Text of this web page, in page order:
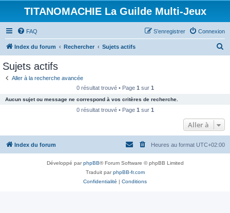
TITANOMACHIE La Guilde Multi-Jeux
FAQ Connexion
S’enregistrer
Index du forum Rechercher Sujets actifs
c
e
Sujets actifs
Aller à la recherche avancée
0 résultat trouvé • Page 1 sur 1
Aucun sujet ou message ne correspond à vos critères de recherche.
0 résultat trouvé • Page 1 sur 1
Aller à
Index du forum Heures au format UTC+02:00
Développé parphpBB® Forum Software © phpBB Limited
Traduit parphpBB-fr.com
Confidentialité | Conditions